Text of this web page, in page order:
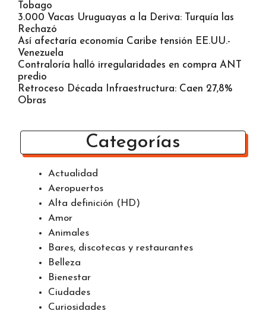
Tobago
3.000 Vacas Uruguayas a la Deriva: Turquía las
Rechazó
Así afectaría economía Caribe tensión EE.UU.-
Venezuela
Contraloría halló irregularidades en compra ANT
predio
Retroceso Década Infraestructura: Caen 27,8%
Obras
Categorías
Actualidad
Aeropuertos
Alta definición (HD)
Amor
Animales
Bares, discotecas y restaurantes
Belleza
Bienestar
Ciudades
Curiosidades